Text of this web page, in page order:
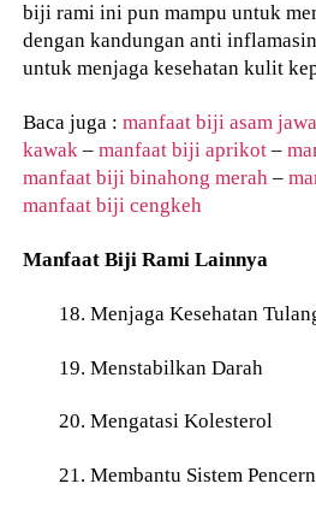
biji rami ini pun mampu untuk
dengan kandungan anti
untuk menjaga kesehatan kulit
Baca juga :manfaat biji asam jawa
kawak –manfaat biji aprikot –
manfaat biji binahong merah –
manfaat biji cengkeh
Manfaat Biji Rami Lainnya
18. Menjaga Kesehatan
19. Menstabilkan Darah
20. Mengatasi Kolesterol
21. Membantu Sistem